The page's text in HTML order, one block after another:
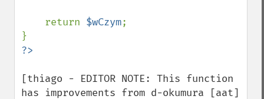
    return
$wCzym;
[thiago - EDITOR NOTE: This function
has improvements from d-okumura [aat]